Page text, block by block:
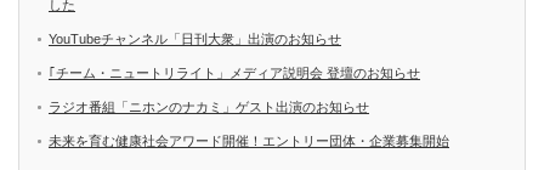
した
YouTubeチャンネル「日刊大衆」出演のお知らせ
｢チーム・ニュートリライト」メディア説明会 登壇のお知らせ
ラジオ番組「ニホンのナカミ」ゲスト出演のお知らせ
未来を育む健康社会アワード開催！エントリー団体・企業募集開始